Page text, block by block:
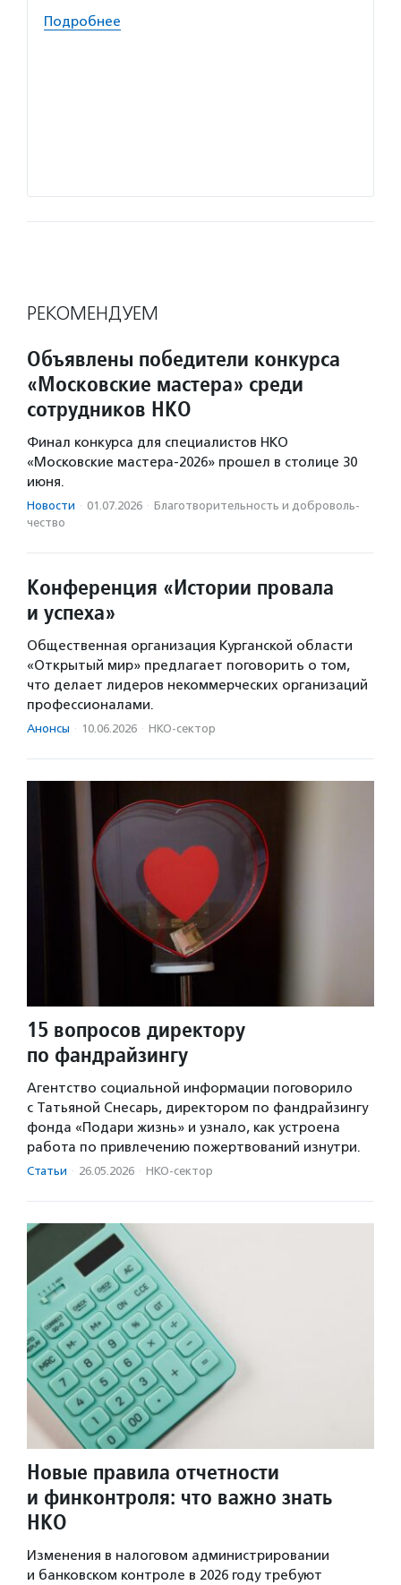
Подробнее
РЕКОМЕНДУЕМ
Объявлены победители конкурса
«Московские мастера» среди
сотрудников НКО
Финал конкурса для специалистов НКО
«Московские мастера-2026» прошел в столице 30
июня.
Новости · 01.07.2026 · Благотвори­тель­ность и доброволь­
чест­во
Конференция «Истории провала
и успеха»
Общественная организация Курганской области
«Открытый мир» предлагает поговорить о том,
что делает лидеров некоммерческих организаций
профессионалами.
Анонсы · 10.06.2026 · НКО-сектор
15 вопросов директору
по фандрайзингу
Агентство социальной информации поговорило
с Татьяной Снесарь, директором по фандрайзингу
фонда «Подари жизнь» и узнало, как устроена
работа по привлечению пожертвований изнутри.
Статьи · 26.05.2026 · НКО-сектор
Новые правила отчетности
и финконтроля: что важно знать
НКО
Изменения в налоговом администрировании
и банковском контроле в 2026 году требуют